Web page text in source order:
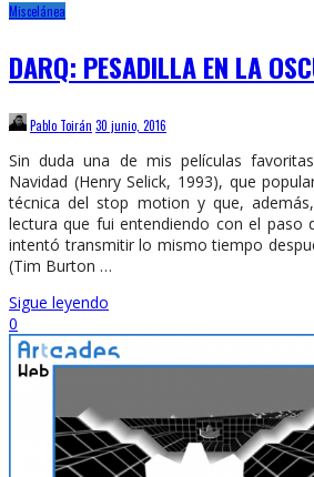
Miscelánea
DARQ: PESADILLA EN LA
Pablo Toirán 30 junio, 2016
Sin duda una de mis películas
Navidad (Henry Selick, 1993), que
técnica del stop motion y que,
lectura que fui entendiendo con el paso
intentó transmitir lo mismo tiempo
(Tim Burton …
Sigue leyendo
0